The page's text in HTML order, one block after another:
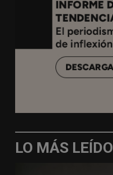
LO MÁS LEÍDO